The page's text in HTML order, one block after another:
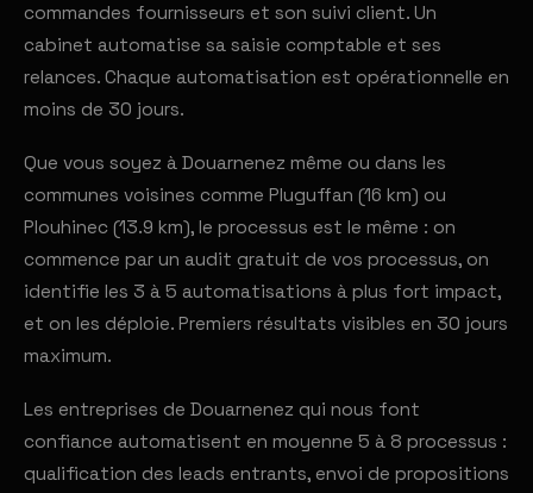
commandes fournisseurs et son suivi client. Un
cabinet automatise sa saisie comptable et ses
relances. Chaque automatisation est opérationnelle en
moins de 30 jours.
Que vous soyez à Douarnenez même ou dans les
communes voisines comme Pluguffan (16 km) ou
Plouhinec (13.9 km), le processus est le même : on
commence par un audit gratuit de vos processus, on
identifie les 3 à 5 automatisations à plus fort impact,
et on les déploie. Premiers résultats visibles en 30 jours
maximum.
Les entreprises de Douarnenez qui nous font
confiance automatisent en moyenne 5 à 8 processus :
qualification des leads entrants, envoi de propositions